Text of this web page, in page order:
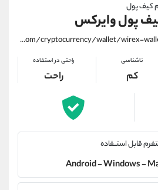
کیف پول
پول وایرکس
https://alirezamehrabi.com/cryptocurrency/wallet/wirex-wallet
ناشناسی
کم
راحتی در استفاده
راحت
قابل استــفاده
Android - Windows -